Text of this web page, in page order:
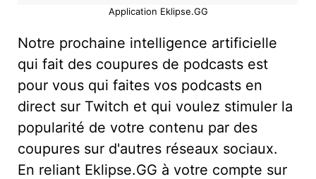
Application Eklipse.GG
Notre prochaine intelligence artificielle
qui fait des coupures de podcasts est
pour vous qui faites vos podcasts en
direct sur Twitch et qui voulez stimuler la
popularité de votre contenu par des
coupures sur d'autres réseaux sociaux.
En reliant Eklipse.GG à votre compte sur